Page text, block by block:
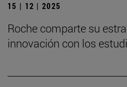
15 | 12 | 2025
Roche comparte su
innovación con los